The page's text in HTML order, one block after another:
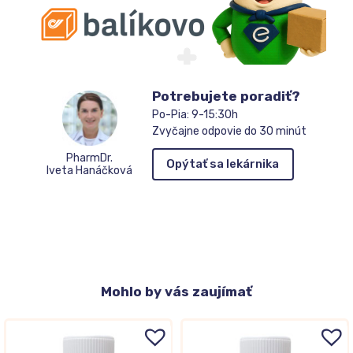
PharmDr.
Iveta Hanáčková
Potrebujete poradiť?
Po-Pia: 9-15:30h
Zvyčajne odpovie do 30 minút
Opýtať sa lekárnika
Mohlo by vás zaujímať